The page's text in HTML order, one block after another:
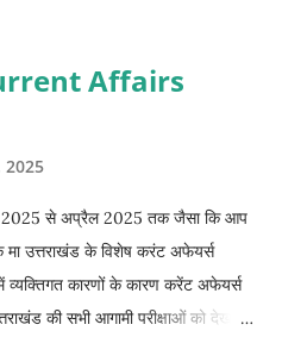
तथ्य को भी आपको याद रख सकेंगे ।
में भारत की 15वीं जनगणना की गई थी।
(121 करोड़) थी। जिसमें पुरुषों की
51.47 करोड़ थी। जनसंख्या की दृष...
Affairs
2025
2025 से अप्रैल 2025 तक जैसा कि आप
मा उत्तराखंड के विशेष करंट अफेयर्स
व्यक्तिगत कारणों के कारण करेंट अफेयर्स
की सभी आगामी परीक्षाओं को देखते